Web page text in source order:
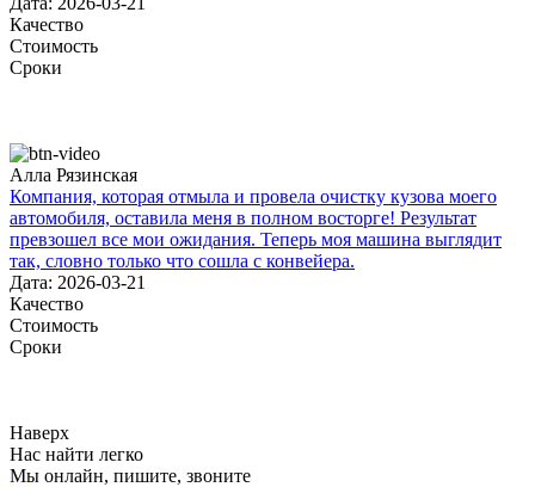
Качество
Стоимость
Сроки
Алла Рязинская
Компания, которая отмыла и провела очистку кузова моего
автомобиля, оставила меня в полном восторге! Результат
превзошел все мои ожидания. Теперь моя машина выглядит
так, словно только что сошла с конвейера.
Дата: 2026-03-21
Качество
Стоимость
Сроки
Наверх
Нас найти легко
Мы онлайн, пишите, звоните